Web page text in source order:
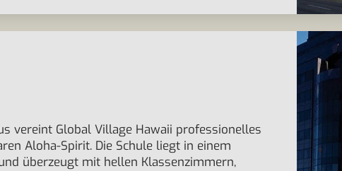
vereint Global Village Hawaii professionelles
Aloha-Spirit. Die Schule liegt in einem
überzeugt mit hellen Klassenzimmern,